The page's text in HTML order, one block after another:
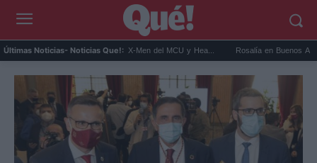
Últimas Noticias- Noticias Que!:
será Cíclope en los X-Men del MCU y Hea... Rosalía en Buenos Aires: